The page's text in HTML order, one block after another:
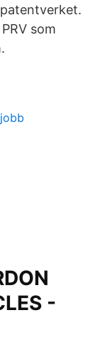
som
-